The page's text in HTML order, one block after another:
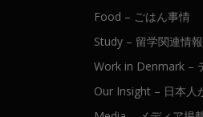
Food – ごはん事情
Study – 留学関連情報
Work in Denmark –
Our Insight – 日本人